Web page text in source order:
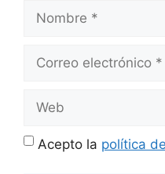
Nombre
Correo
Web
Acepto la política